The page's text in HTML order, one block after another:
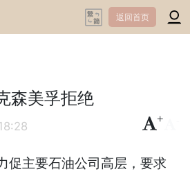
返回首页
森美孚拒绝
+
促主要石油公司高层，要求